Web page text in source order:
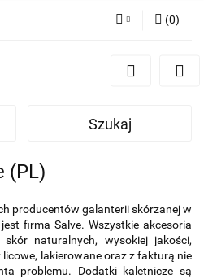
Zaloguj się
Zgody cookies
(0)
Szukaj
(PL)
producentów galanterii skórzanej w
firma Salve. Wszystkie akcesoria
naturalnych, wysokiej jakości,
lakierowane oraz z fakturą nie
problemu. Dodatki kaletnicze są